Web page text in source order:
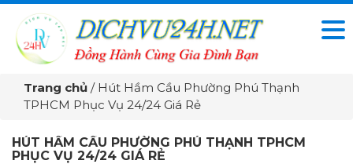
Trang chủ / Hút Hầm Cầu Phường Phú Thạnh
TPHCM Phục Vụ 24/24 Giá Rẻ
HÚT HẦM CẦU PHƯỜNG PHÚ THẠNH TPHCM
PHỤC VỤ 24/24 GIÁ RẺ